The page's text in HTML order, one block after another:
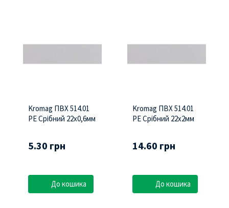
Kromag ПВХ 514.01
РЕ Срібний 22х0,6мм
5.30 грн
До кошика
Kromag ПВХ 514.01
РЕ Срібний 22х2мм
14.60 грн
До кошика